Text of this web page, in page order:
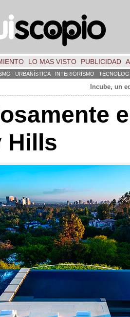
LO MAS VISTO PUBLICIDAD
URBANÍSTICA INTERIORISMO
Incube, un
Hills